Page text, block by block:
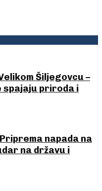
Šiljegovcu –
spajaju priroda i
napada na
na državu i